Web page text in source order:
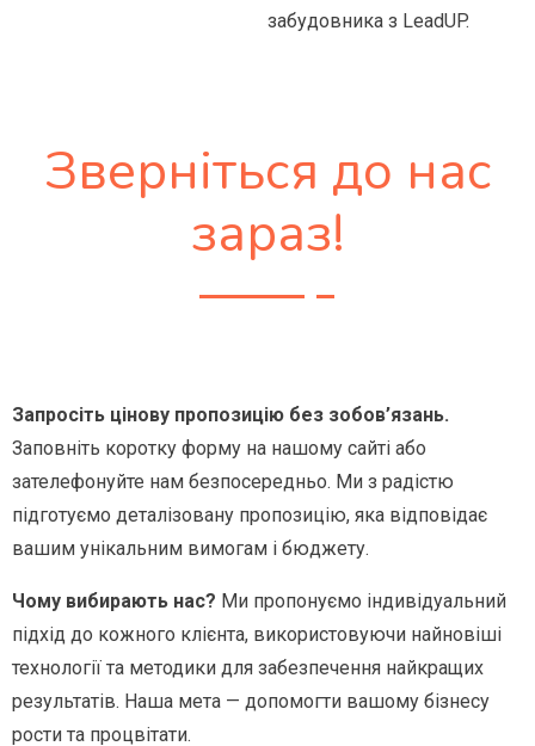
забудовника з LeadUP.
Зверніться до нас
зараз!
Запросіть цінову пропозицію без зобов’язань.
Заповніть коротку форму на нашому сайті або
зателефонуйте нам безпосередньо. Ми з радістю
підготуємо деталізовану пропозицію, яка відповідає
вашим унікальним вимогам і бюджету.
Чому вибирають нас? Ми пропонуємо індивідуальний
підхід до кожного клієнта, використовуючи найновіші
технології та методики для забезпечення найкращих
результатів. Наша мета — допомогти вашому бізнесу
рости та процвітати.